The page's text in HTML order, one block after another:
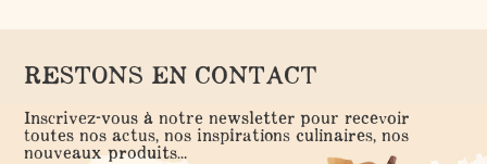
RESTONS EN CONTACT
Inscrivez-vous à notre newsletter pour recevoir
toutes nos actus, nos inspirations culinaires, nos
nouveaux produits...